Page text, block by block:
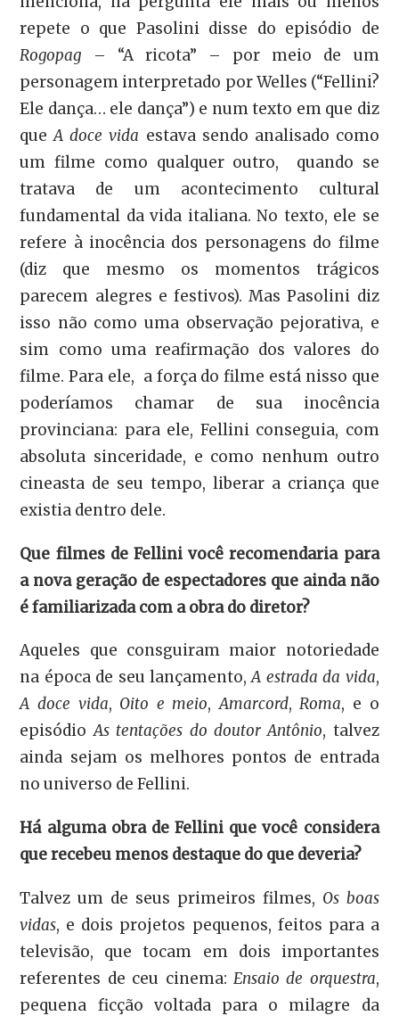
repete o que Pasolini disse do episódio de
Rogopag – “A ricota” – por meio de um
personagem interpretado por Welles (“Fellini?
Ele dança… ele dança”) e num texto em que diz
queA doce vida estava sendo analisado como
um filme como qualquer outro, quando se
tratava de um acontecimento cultural
fundamental da vida italiana. No texto, ele se
refere à inocência dos personagens do filme
(diz que mesmo os momentos trágicos
parecem alegres e festivos). Mas Pasolini diz
isso não como uma observação pejorativa, e
sim como uma reafirmação dos valores do
filme. Para ele, a força do filme está nisso que
poderíamos chamar de sua inocência
provinciana: para ele, Fellini conseguia, com
absoluta sinceridade, e como nenhum outro
cineasta de seu tempo, liberar a criança que
existia dentro dele.
Que filmes de Fellini você recomendaria para
a nova geração de espectadores que ainda não
é familiarizada com a obra do diretor?
Aqueles que consguiram maior notoriedade
na época de seu lançamento,A estrada da vida,
A doce vida, Oito e meio,Amarcord,Roma, e o
episódioAs tentações do doutor Antônio, talvez
ainda sejam os melhores pontos de entrada
no universo de Fellini.
Há alguma obra de Fellini que você considera
que recebeu menos destaque do que deveria?
Talvez um de seus primeiros filmes, Os boas
vidas, e dois projetos pequenos, feitos para a
televisão, que tocam em dois importantes
referentes de ceu cinema: Ensaio de orquestra,
pequena ficção voltada para o milagre da